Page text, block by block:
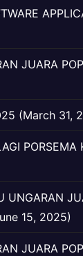
JUARA
(March 31,
PORSEMA
UNGARAN
15, 2025)
JUARA